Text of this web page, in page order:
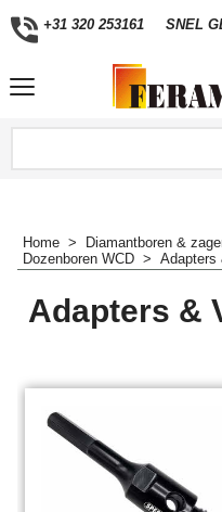
+31 320 253161 SNEL
Home > Diamantboren &
Dozenboren WCD > Adapters
Adapters &